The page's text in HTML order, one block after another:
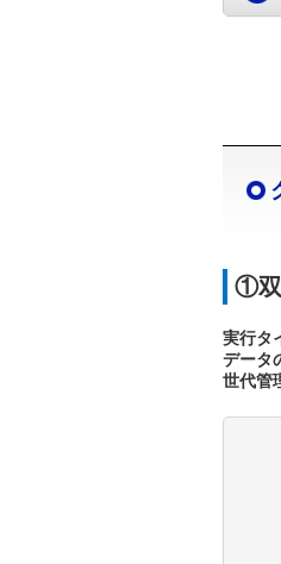
①双
実行タ
データ
世代管